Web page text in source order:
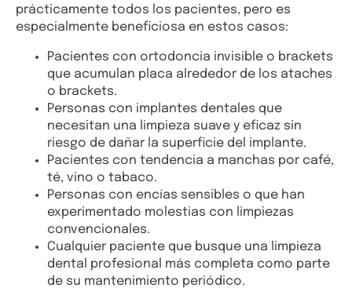
prácticamente todos los pacientes, pero es
especialmente beneficiosa en estos casos:
Pacientes con ortodoncia invisible o brackets
que acumulan placa alrededor de los ataches
o brackets.
Personas con implantes dentales que
necesitan una limpieza suave y eficaz sin
riesgo de dañar la superficie del implante.
Pacientes con tendencia a manchas por café,
té, vino o tabaco.
Personas con encías sensibles o que han
experimentado molestias con limpiezas
convencionales.
Cualquier paciente que busque una limpieza
dental profesional más completa como parte
de su mantenimiento periódico.